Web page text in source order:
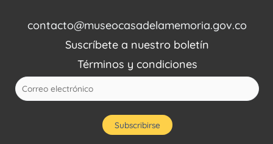
contacto@museocasadelamemoria.gov.co
Suscríbete a nuestro boletín
Términos y condiciones